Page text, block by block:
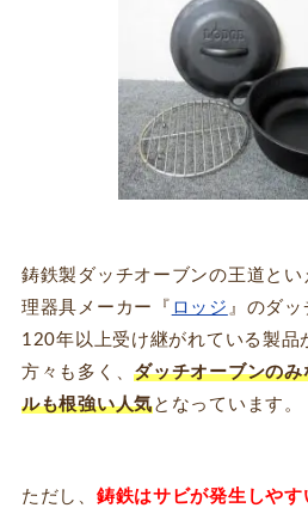
鋳鉄製ダッチオーブンの王道と
理器具メーカー『 ロッジ 』のダッ
120年以上受け継がれている製品
方々も多く、ダッチオーブンの
ルも根強い人気となっています。
ただし、 鋳鉄はサビが発生しやす